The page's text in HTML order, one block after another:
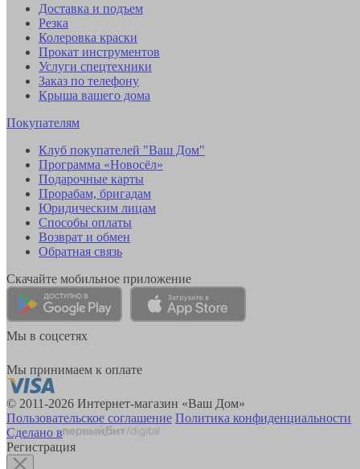
Доставка и подъем
Резка
Колеровка краски
Прокат инструментов
Услуги спецтехники
Заказ по телефону
Крыша вашего дома
Покупателям
Клуб покупателей "Ваш Дом"
Программа «Новосёл»
Подарочные карты
Прорабам, бригадам
Юридическим лицам
Способы оплаты
Возврат и обмен
Обратная связь
Скачайте мобильное приложение
Мы в соцсетях
Мы принимаем к оплате
© 2011-2026 Интернет-магазин «Ваш Дом»
Пользовательское соглашение Политика конфиденциальности
Сделано в
Регистрация